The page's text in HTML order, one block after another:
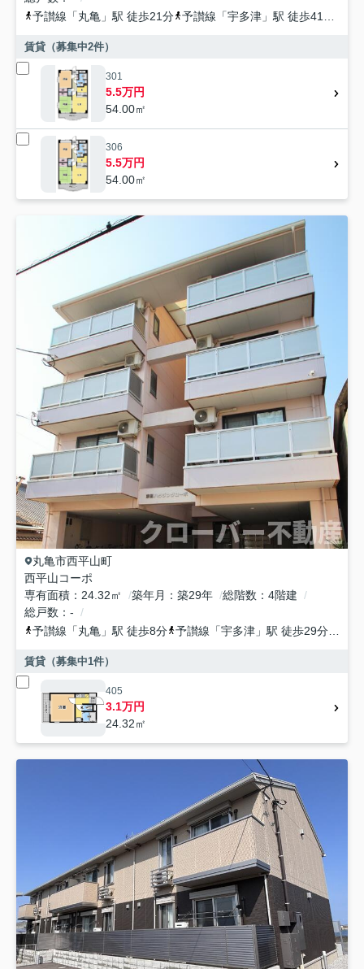
予讃線 「丸亀 」駅 徒歩21分 予讃線 「宇多津 」駅 徒歩41分
賃貸（募集中2件）
301
5.5万円
54.00㎡
306
5.5万円
54.00㎡
丸亀市西平山町
西平山コーポ
専有面積
24.32㎡ 築年月 築29年 総階数
4階建
総戸数
-
予讃線 「丸亀 」駅 徒歩8分 予讃線 「宇多津 」駅 徒歩29分
賃貸（募集中1件）
405
3.1万円
24.32㎡